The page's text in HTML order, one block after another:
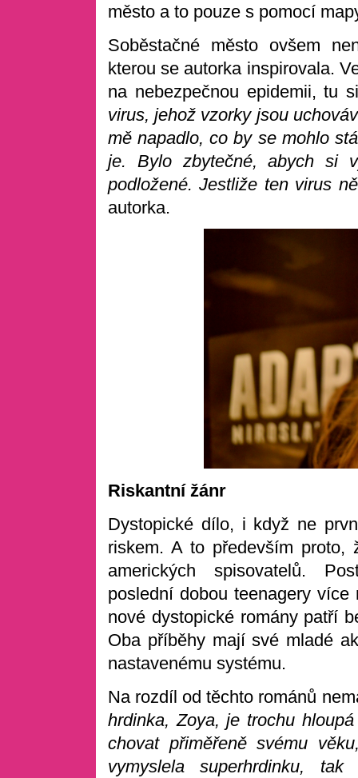
město a to pouze s pomocí
Soběstačné město ovšem
kterou se autorka inspirovala.
na nebezpečnou epidemii, tu
virus, jehož vzorky jsou
mě napadlo, co by se mohlo
je. Bylo zbytečné, abych si
podložené. Jestliže ten virus
autorka.
Riskantní žánr
Dystopické dílo, i když ne
riskem. A to především
amerických spisovatelů.
poslední dobou teenagery
nové dystopické romány patří
Oba příběhy mají své mladé
nastavenému systému.
Na rozdíl od těchto románů
hrdinka, Zoya, je trochu
chovat přiměřeně svému
vymyslela superhrdinku,